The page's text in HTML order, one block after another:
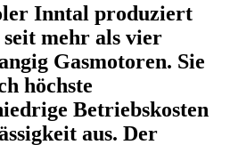
Inntal produziert
mehr als vier
Gasmotoren. Sie
höchste
Betriebskosten
aus. Der